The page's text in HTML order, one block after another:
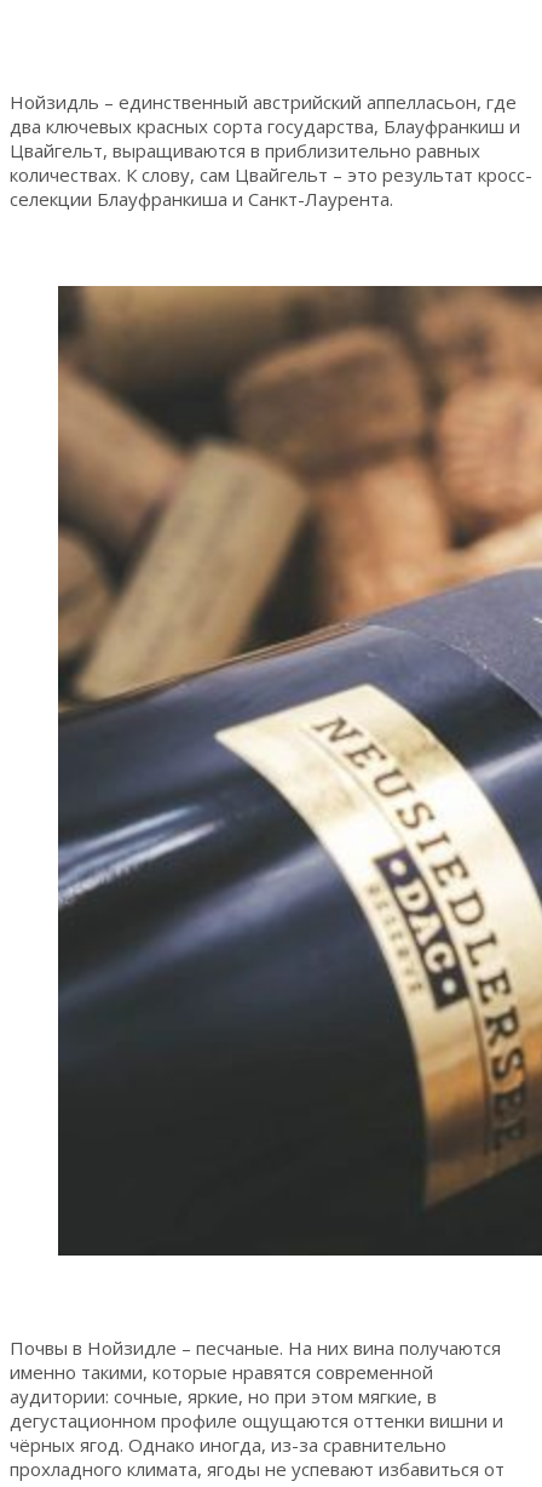
Нойзидль – единственный австрийский аппелласьон, где
два ключевых красных сорта государства, Блауфранкиш и
Цвайгельт, выращиваются в приблизительно равных
количествах. К слову, сам Цвайгельт – это результат кросс-
селекции Блауфранкиша и Санкт-Лаурента.
Почвы в Нойзидле – песчаные. На них вина получаются
именно такими, которые нравятся современной
аудитории: сочные, яркие, но при этом мягкие, в
дегустационном профиле ощущаются оттенки вишни и
чёрных ягод. Однако иногда, из-за сравнительно
прохладного климата, ягоды не успевают избавиться от